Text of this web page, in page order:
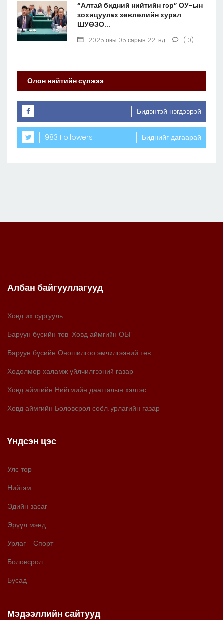
“Алтай бидний нийтийн гэр” ОУ-ын
зохицуулах зөвлөлийн хурал
ШУӨЗО...
2025 оны 05 сарын 22-нд ( 0)
Олон нийтийн сүлжээ
Бидэнтэй нэгдээрэй
983 Followers Биднийг дагаарай
Албан байгууллагууд
Ховд их сургууль
Баруун бүсийн төв-Ховд аймгийн ОБГ
Баруун бүсийн Оношилгоо эмчилгээний төв
Хөдөлмөр халамж үйлчилгээний газар
Ховд аймгийн Нийгмийн даатгалын хэлтэс
Ховд аймгийн Боловсрол соёл, урлагийн газар
Үндсэн цэс
Улс төр
Нийгэм
Эдийн засаг
Эрүүл мэнд
Урлаг - Спорт
Боловсрол
Бусад
Мэдээллийн сайтууд